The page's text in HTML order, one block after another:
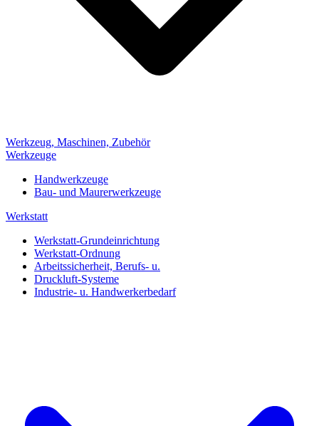
Werkzeug, Maschinen, Zubehör
Werkzeuge
Handwerkzeuge
Bau- und Maurerwerkzeuge
Werkstatt
Werkstatt-Grundeinrichtung
Werkstatt-Ordnung
Arbeitssicherheit, Berufs- u.
Druckluft-Systeme
Industrie- u. Handwerkerbedarf